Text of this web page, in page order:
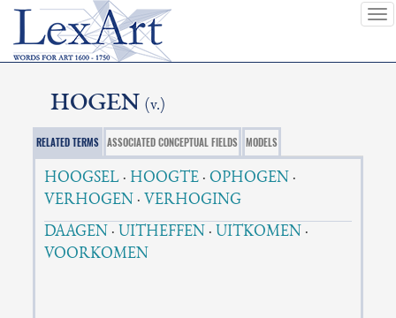
HOGEN (v.)
RELATED TERMS ASSOCIATED CONCEPTUAL FIELDS MODELS
HOOGSEL · HOOGTE ·OPHOGEN ·
VERHOGEN · VERHOGING
DAAGEN · UITHEFFEN · UITKOMEN ·
VOORKOMEN